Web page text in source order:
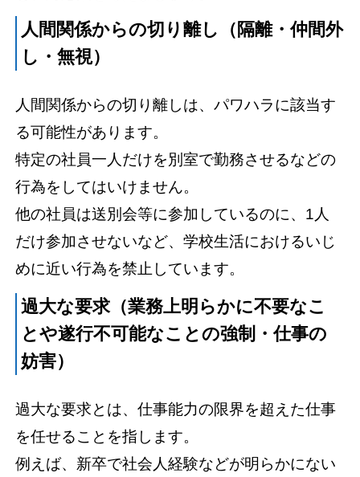
人間関係からの切り離し（隔離・仲間外
し・無視）
人間関係からの切り離しは、パワハラに該当す
る可能性があります。
特定の社員一人だけを別室で勤務させるなどの
行為をしてはいけません。
他の社員は送別会等に参加しているのに、1人
だけ参加させないなど、学校生活におけるいじ
めに近い行為を禁止しています。
過大な要求（業務上明らかに不要なこ
とや遂行不可能なことの強制・仕事の
妨害）
過大な要求とは、仕事能力の限界を超えた仕事
を任せることを指します。
例えば、新卒で社会人経験などが明らかにない